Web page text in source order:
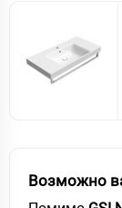
Возможно